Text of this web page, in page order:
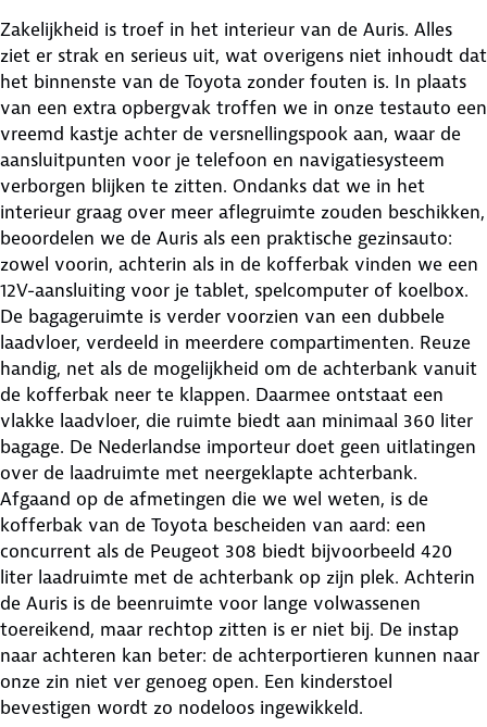
Zakelijkheid is troef in het interieur van de Auris. Alles
ziet er strak en serieus uit, wat overigens niet inhoudt dat
het binnenste van de Toyota zonder fouten is. In plaats
van een extra opbergvak troffen we in onze testauto een
vreemd kastje achter de versnellingspook aan, waar de
aansluitpunten voor je telefoon en navigatiesysteem
verborgen blijken te zitten. Ondanks dat we in het
interieur graag over meer aflegruimte zouden beschikken,
beoordelen we de Auris als een praktische gezinsauto:
zowel voorin, achterin als in de kofferbak vinden we een
12V-aansluiting voor je tablet, spelcomputer of koelbox.
De bagageruimte is verder voorzien van een dubbele
laadvloer, verdeeld in meerdere compartimenten. Reuze
handig, net als de mogelijkheid om de achterbank vanuit
de kofferbak neer te klappen. Daarmee ontstaat een
vlakke laadvloer, die ruimte biedt aan minimaal 360 liter
bagage. De Nederlandse importeur doet geen uitlatingen
over de laadruimte met neergeklapte achterbank.
Afgaand op de afmetingen die we wel weten, is de
kofferbak van de Toyota bescheiden van aard: een
concurrent als de Peugeot 308 biedt bijvoorbeeld 420
liter laadruimte met de achterbank op zijn plek. Achterin
de Auris is de beenruimte voor lange volwassenen
toereikend, maar rechtop zitten is er niet bij. De instap
naar achteren kan beter: de achterportieren kunnen naar
onze zin niet ver genoeg open. Een kinderstoel
bevestigen wordt zo nodeloos ingewikkeld.